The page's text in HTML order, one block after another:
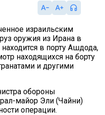
израильским
оружия из Ирана в
в порту Ашдода,
находящихся на борту
и другими
обороны
майор Эли (Чайни)
операции.